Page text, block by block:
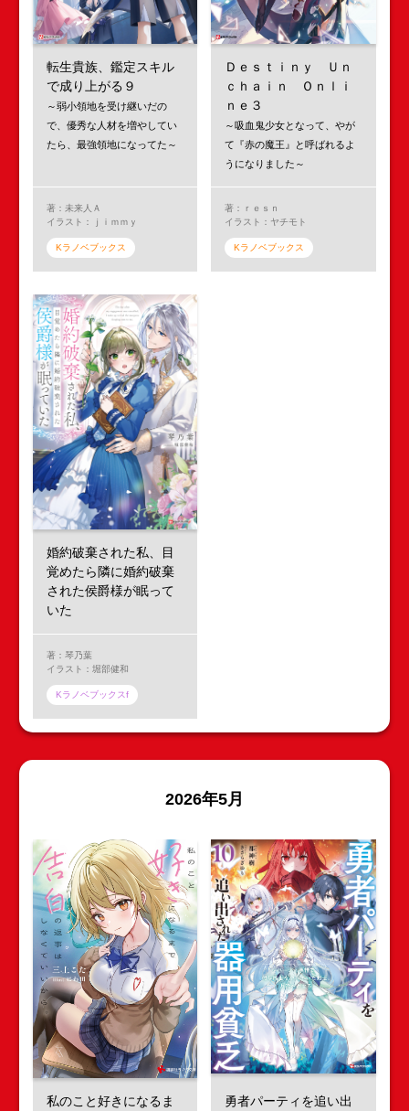
転生貴族、鑑定スキル
で成り上がる９
～弱小領地を受け継いだの
で、優秀な人材を増やしてい
たら、最強領地になってた～
著：未来人Ａ
イラスト：ｊｉｍｍｙ
Kラノベブックス
Ｄｅｓｔｉｎｙ Ｕｎ
ｃｈａｉｎ Ｏｎｌｉ
ｎｅ３
～吸血鬼少女となって、やが
て『赤の魔王』と呼ばれるよ
うになりました～
著：ｒｅｓｎ
イラスト：ヤチモト
Kラノベブックス
婚約破棄された私、目
覚めたら隣に婚約破棄
された侯爵様が眠って
いた
著：琴乃葉
イラスト：堀部健和
Kラノベブックスf
2026年5月
私のこと好きになるま
勇者パーティを追い出